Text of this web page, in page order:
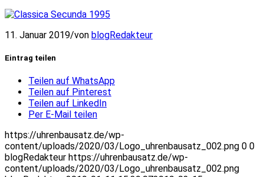
11. Januar 2019/von blogRedakteur
Eintrag teilen
Teilen auf WhatsApp
Teilen auf Pinterest
Teilen auf LinkedIn
Per E-Mail teilen
https://uhrenbausatz.de/wp-
content/uploads/2020/03/Logo_uhrenbausatz_002.png 0 0
blogRedakteur https://uhrenbausatz.de/wp-
content/uploads/2020/03/Logo_uhrenbausatz_002.png